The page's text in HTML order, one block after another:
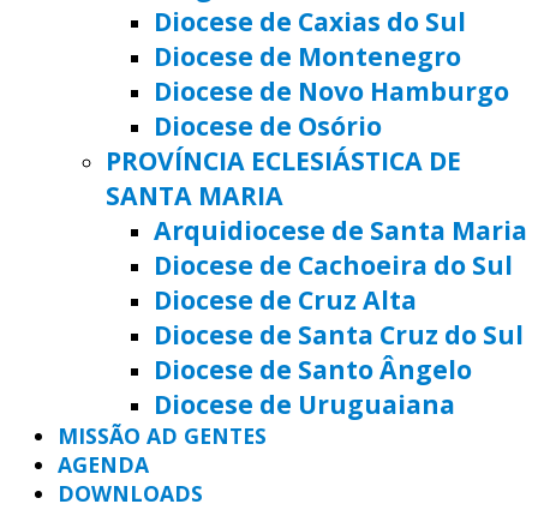
Diocese de Caxias do Sul
Diocese de Montenegro
Diocese de Novo Hamburgo
Diocese de Osório
PROVÍNCIA ECLESIÁSTICA DE
SANTA MARIA
Arquidiocese de Santa Maria
Diocese de Cachoeira do Sul
Diocese de Cruz Alta
Diocese de Santa Cruz do Sul
Diocese de Santo Ângelo
Diocese de Uruguaiana
MISSÃO AD GENTES
AGENDA
DOWNLOADS